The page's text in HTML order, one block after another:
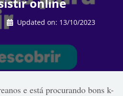
Updated on: 13/10/2023
e está procurando bons k-